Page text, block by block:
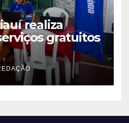
realiza
gratuitos